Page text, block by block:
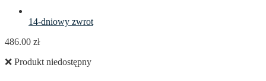
14-dniowy zwrot
486.00 zł
❌ Produkt niedostępny